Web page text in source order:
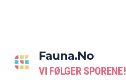
Fauna.no
VI FØLGER SPORENE!